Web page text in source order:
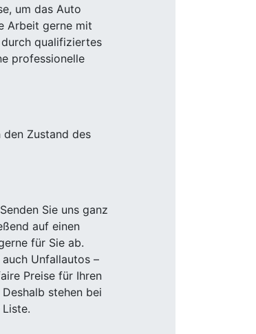
um das Auto
Arbeit gerne mit
durch qualifiziertes
professionelle
Zustand des
Sie uns ganz
auf einen
für Sie ab.
Unfallautos –
Preise für Ihren
stehen bei